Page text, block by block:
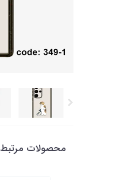
محصولات مرتبط